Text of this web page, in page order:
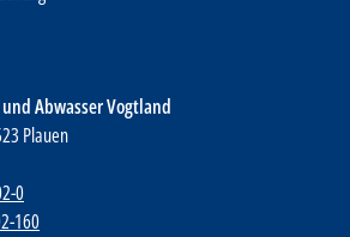
Abwasser Vogtland
Plauen
0
160